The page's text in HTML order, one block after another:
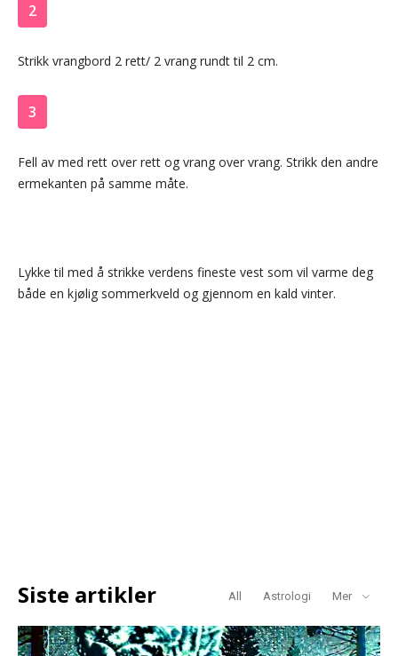
2
Strikk vrangbord 2 rett/ 2 vrang rundt til 2 cm.
3
Fell av med rett over rett og vrang over vrang. Strikk den andre
ermekanten på samme måte.
Lykke til med å strikke verdens fineste vest som vil varme deg
både en kjølig sommerkveld og gjennom en kald vinter.
Siste artikler All Astrologi Mer